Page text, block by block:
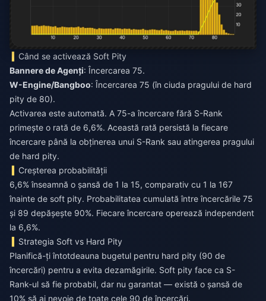
Când se activează Soft Pity
Bannere de Agenți: Încercarea 75.
W-Engine/Bangboo: Încercarea 75 (în ciuda pragului de hard
pity de 80).
Activarea este automată. A 75-a încercare fără S-Rank
primește o rată de 6,6%. Această rată persistă la fiecare
încercare până la obținerea unui S-Rank sau atingerea pragului
de hard pity.
Creșterea probabilității
6,6% înseamnă o șansă de 1 la 15, comparativ cu 1 la 167
înainte de soft pity. Probabilitatea cumulată între încercările 75
și 89 depășește 90%. Fiecare încercare operează independent
la 6,6%.
Strategia Soft vs Hard Pity
Planifică-ți întotdeauna bugetul pentru hard pity (90 de
încercări) pentru a evita dezamăgirile. Soft pity face ca S-
Rank-ul să fie probabil, dar nu garantat — există o șansă de
10% să ai nevoie de toate cele 90 de încercări.